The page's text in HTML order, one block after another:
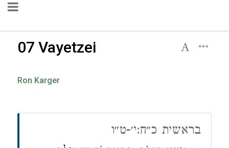
07 Vayetzei
Ron Karger
בראשית כ״ח:י׳-ט״ו